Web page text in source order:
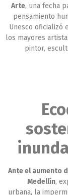
Arte, una fecha
pensamiento
Unesco oficializó
los mayores
pintor,
Ante el aumento
Medellín,
urbana, la